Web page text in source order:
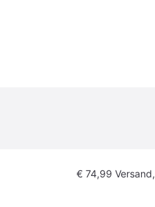
€ 74,99 Versand,